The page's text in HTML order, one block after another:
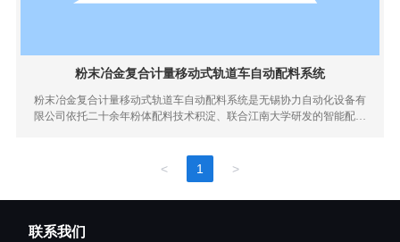
粉末冶金复合计量移动式轨道车自动配料系统
粉末冶金复合计量移动式轨道车自动配料系统是无锡协力自动化设备有
限公司依托二十余年粉体配料技术积淀、联合江南大学研发的智能配料
合复合计量工艺与轨道车移动式智能配料技术，彻底颠覆传统固定式称
量配料及人工配料模式，解决了固定式系统换料繁琐、柔性差、效率
追溯升级，全面适配汽车零部件量产及定制化生产需求。
< 1 >
联系我们